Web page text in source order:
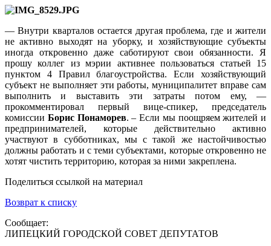
— Внутри кварталов остается другая проблема, где и жители
не активно выходят на уборку, и хозяйствующие субъекты
иногда откровенно даже саботируют свои обязанности. Я
прошу коллег из мэрии активнее пользоваться статьей 15
пунктом 4 Правил благоустройства. Если хозяйствующий
субъект не выполняет эти работы, муниципалитет вправе сам
выполнить и выставить эти затраты потом ему, —
прокомментировал первый вице-спикер, председатель
комиссии Борис Понаморев. – Если мы поощряем жителей и
предпринимателей, которые действительно активно
участвуют в субботниках, мы с такой же настойчивостью
должны работать и с теми субъектами, которые откровенно не
хотят чистить территорию, которая за ними закреплена.
Поделиться ссылкой на материал
Возврат к списку
Сообщает:
ЛИПЕЦКИЙ ГОРОДСКОЙ СОВЕТ ДЕПУТАТОВ